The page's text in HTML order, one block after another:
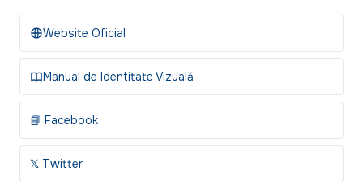
Website Oficial
Manual de Identitate Vizuală
📘 Facebook
𝕏 Twitter